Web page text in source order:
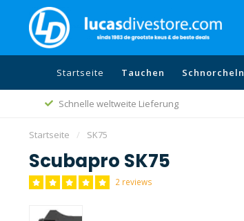
Startseite Tauchen Schnorcheln
Schnelle weltweite Lieferung
Startseite
/ SK75
Scubapro SK75
2 reviews